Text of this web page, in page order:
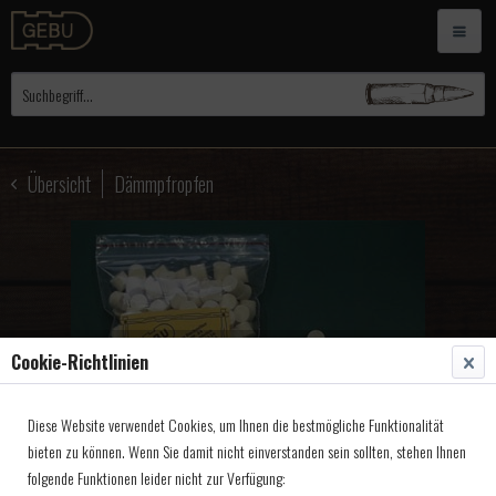
Übersicht Dämmpfropfen
Cookie-Richtlinien
Diese Website verwendet Cookies, um Ihnen die bestmögliche Funktionalität
bieten zu können. Wenn Sie damit nicht einverstanden sein sollten, stehen Ihnen
folgende Funktionen leider nicht zur Verfügung: